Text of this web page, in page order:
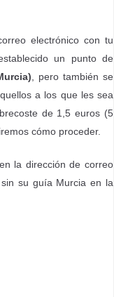
electrónico con tu
un punto de
, pero también se
a los que les sea
de 1,5 euros (5
cómo proceder.
la dirección de correo
su guía Murcia en la